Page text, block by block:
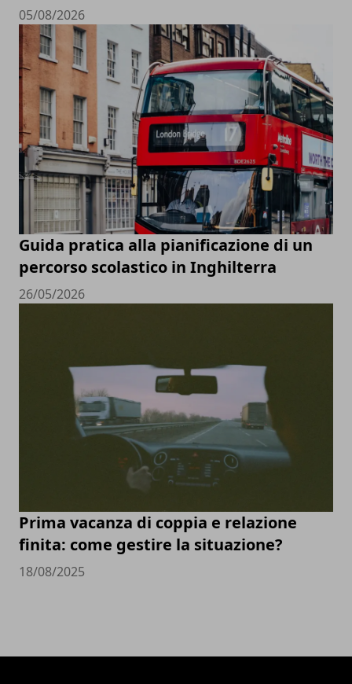
05/08/2026
Guida pratica alla pianificazione di un
percorso scolastico in Inghilterra
26/05/2026
Prima vacanza di coppia e relazione
finita: come gestire la situazione?
18/08/2025